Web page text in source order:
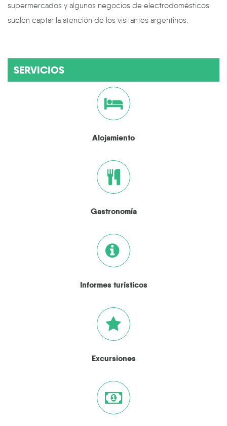
supermercados y algunos negocios de electrodomésticos
suelen captar la atención de los visitantes argentinos.
SERVICIOS
Alojamiento
Gastronomía
Informes turísticos
Excursiones